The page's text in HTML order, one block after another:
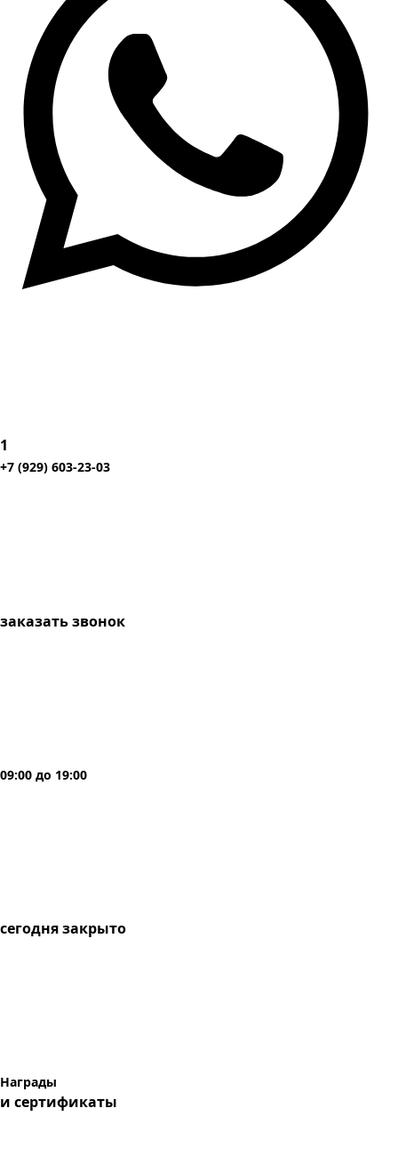
1
+7 (929) 603-23-03
заказать звонок
09:00 до 19:00
сегоднязакрыто
Награды
и сертификаты